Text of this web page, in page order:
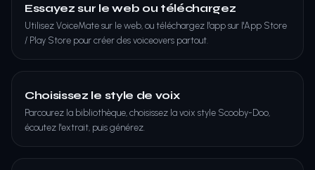
Essayez sur le web ou téléchargez
Utilisez VoiceMate sur le web, ou téléchargez l'app sur l'App Store
/ Play Store pour créer des voiceovers partout.
Choisissez le style de voix
Parcourez la bibliothèque, choisissez la voix style Scooby-Doo,
écoutez l'extrait, puis générez.